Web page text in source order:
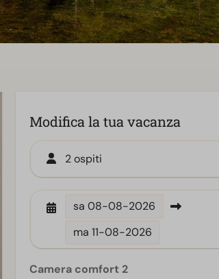
Modifica la tua vacanza
2 ospiti
sa 08-08-2026
ma 11-08-2026
Camera comfort 2